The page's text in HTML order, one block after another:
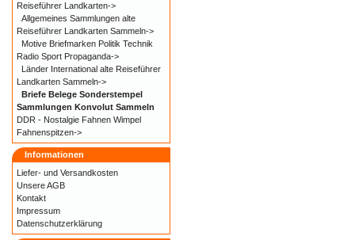
Reiseführer Landkarten->
Allgemeines Sammlungen alte
Reiseführer Landkarten Sammeln->
Motive Briefmarken Politik Technik
Radio Sport Propaganda->
Länder International alte Reiseführer
Landkarten Sammeln->
Briefe Belege Sonderstempel
Sammlungen Konvolut Sammeln
DDR - Nostalgie Fahnen Wimpel
Fahnenspitzen->
Informationen
Liefer- und Versandkosten
Unsere AGB
Kontakt
Impressum
Datenschutzerklärung